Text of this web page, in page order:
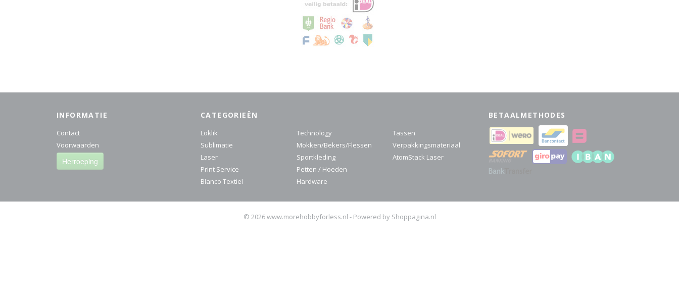
INFORMATIE
Contact
Voorwaarden
Herroeping
CATEGORIEËN
Loklik
Sublimatie
Laser
Print Service
Blanco Textiel
Technology
Mokken/Bekers/Flessen
Sportkleding
Petten / Hoeden
Hardware
Tassen
Verpakkingsmateriaal
AtomStack Laser
BETAALMETHODES
© 2026 www.morehobbyforless.nl - Powered by Shoppagina.nl